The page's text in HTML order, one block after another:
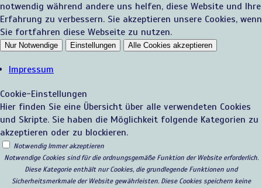
notwendig während andere uns helfen, diese Website und Ihre
Erfahrung zu verbessern. Sie akzeptieren unsere Cookies, wenn
Sie fortfahren diese Webseite zu nutzen.
Nur Notwendige Einstellungen Alle Cookies akzeptieren
Impressum
Cookie-Einstellungen
Hier finden Sie eine Übersicht über alle verwendeten Cookies
und Skripte. Sie haben die Möglichkeit folgende Kategorien zu
akzeptieren oder zu blockieren.
Notwendig Immer akzeptieren
Notwendige Cookies sind für die ordnungsgemäße Funktion der Website erforderlich.
Diese Kategorie enthält nur Cookies, die grundlegende Funktionen und
Sicherheitsmerkmale der Website gewährleisten. Diese Cookies speichern keine